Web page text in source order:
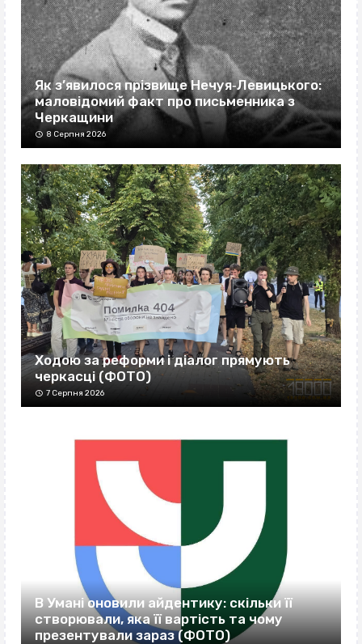
Як з’явилося прізвище Нечуя‐Левицького:
маловідомий факт про письменника з
Черкащини
8 Серпня 2026
Ходою за реформи і діалог прямують
черкасці (ФОТО)
7 Серпня 2026
В Умані оновили айдентику: скільки її
створювали, яка її вартість та чому
презентували зараз (ФОТО)